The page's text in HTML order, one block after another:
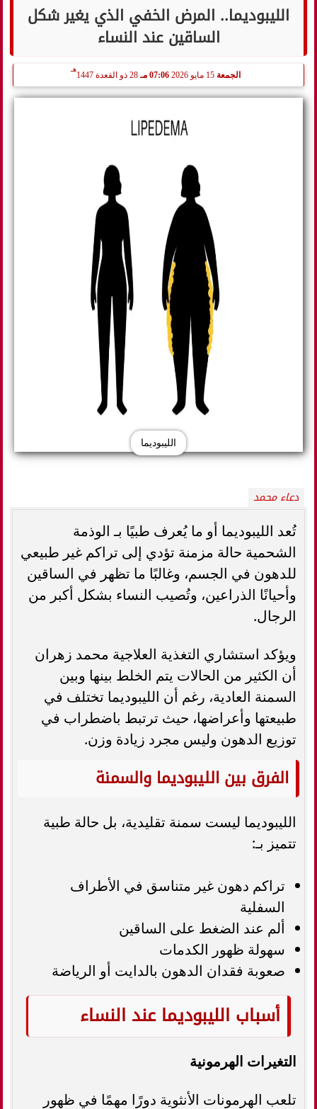
الليبوديما.. المرض الخفي الذي يغير شكل
الساقين عند النساء
الجمعة 07:06 مـ 28 ذو القعدة 1447
هـ
الليبوديما
دعاء محمد
تُعد الليبوديما أو ما يُعرف طبيًا بـ الوذمة
الشحمية حالة مزمنة تؤدي إلى تراكم غير طبيعي
للدهون في الجسم، وغالبًا ما تظهر في الساقين
وأحيانًا الذراعين، وتُصيب النساء بشكل أكبر من
الرجال.
ويؤكد استشاري التغذية العلاجية محمد زهران
أن الكثير من الحالات يتم الخلط بينها وبين
السمنة العادية، رغم أن الليبوديما تختلف في
طبيعتها وأعراضها، حيث ترتبط باضطراب في
توزيع الدهون وليس مجرد زيادة وزن.
الفرق بين الليبوديما والسمنة
الليبوديما ليست سمنة تقليدية، بل حالة طبية
تتميز بـ:
تراكم دهون غير متناسق في الأطراف
السفلية
ألم عند الضغط على الساقين
سهولة ظهور الكدمات
صعوبة فقدان الدهون بالدايت أو الرياضة
أسباب الليبوديما عند النساء
التغيرات الهرمونية
تلعب الهرمونات الأنثوية دورًا مهمًا في ظهور